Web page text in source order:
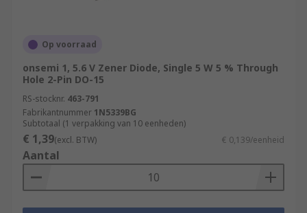
Op voorraad
onsemi 1, 5.6 V Zener Diode, Single 5 W 5 % Through
Hole 2-Pin DO-15
RS-stocknr. 463-791
Fabrikantnummer 1N5339BG
Subtotaal (1 verpakking van 10 eenheden)
€ 1,39(excl. BTW) € 0,139/eenheid
Aantal